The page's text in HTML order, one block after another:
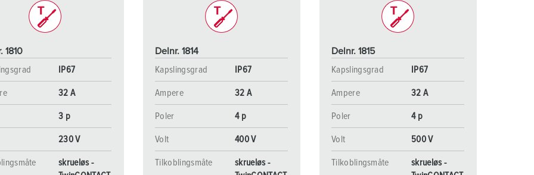
1810
IP67
32 A
3 p
230 V
skrueløs -
Delnr. 1814
Kapslingsgrad
IP67
Ampere 32 A
Poler 4 p
Volt 400 V
Tilkoblingsmåte
skrueløs -
Delnr. 1815
Kapslingsgrad
IP67
Ampere 32 A
Poler 4 p
Volt 500 V
Tilkoblingsmåte
skrueløs -